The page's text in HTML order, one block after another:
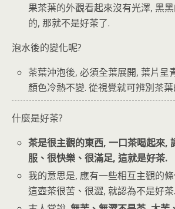
果茶葉的外觀看起來沒有光澤, 黑
的, 那就不是好茶了.
泡水後的變化呢?
茶葉沖泡後, 必須全葉展開, 葉片呈
顏色冷熱不變. 從視覺就可辨別茶
什麼是好茶?
茶是很主觀的東西, 一口茶喝起來,
服、很快樂、很滿足, 這就是好茶.
我的意思是, 應有一些相互主觀的
這壺茶很苦、很澀, 就認為不是好茶.